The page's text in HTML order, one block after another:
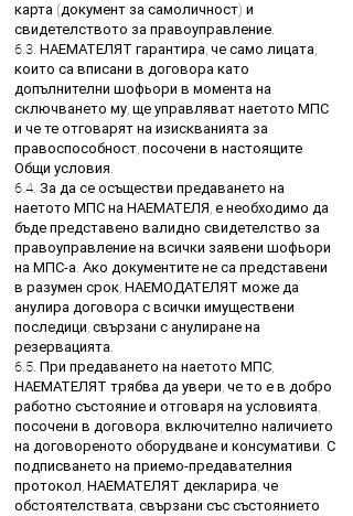
карта (документ за самоличност) и
свидетелството за правоуправление.
6.3. НАЕМАТЕЛЯТ гарантира, че само лицата,
които са вписани в договора като
допълнителни шофьори в момента на
сключването му, ще управляват наетото МПС
и че те отговарят на изискванията за
правоспособност, посочени в настоящите
Общи условия.
6.4. За да се осъществи предаването на
наетото МПС на НАЕМАТЕЛЯ, е необходимо да
бъде представено валидно свидетелство за
правоуправление на всички заявени шофьори
на МПС-а. Ако документите не са представени
в разумен срок, НАЕМОДАТЕЛЯТ може да
анулира договора с всички имуществени
последици, свързани с анулиране на
резервацията.
6.5. При предаването на наетото МПС,
НАЕМАТЕЛЯТ трябва да увери, че то е в добро
работно състояние и отговаря на условията,
посочени в договора, включително наличието
на договореното оборудване и консумативи. С
подписването на приемо-предавателния
протокол, НАЕМАТЕЛЯТ декларира, че
обстоятелствата, свързани със състоянието